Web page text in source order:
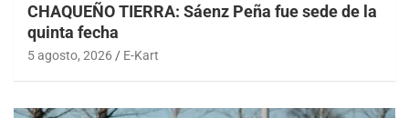
CHAQUEÑO TIERRA: Sáenz Peña fue sede de la
quinta fecha
5 agosto, 2026 E-Kart